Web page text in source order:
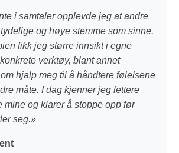
i samtaler opplevde jeg at andre
og høye stemme som sinne.
fikk jeg større innsikt i egne
verktøy, blant annet
hjalp meg til å håndtere følelsene
måte. I dag kjenner jeg lettere
mine og klarer å stoppe opp før
seg.»